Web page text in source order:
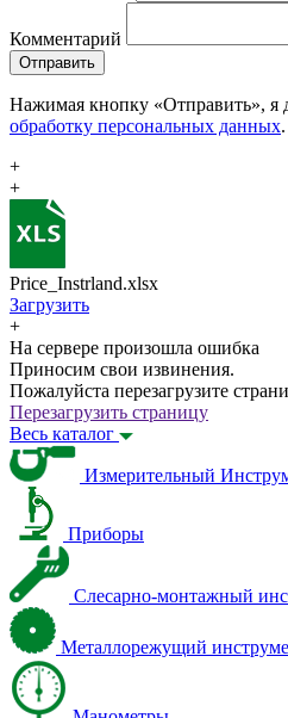
Комментарий
Отправить
Нажимая кнопку «Отправить», я
обработку персональных данных.
+
+
Price_Instrland.xlsx
Загрузить
+
На сервере произошла ошибка
Приносим свои извинения.
Пожалуйста перезагрузите
Перезагрузить страницу
Весь каталог
Измерительный
Приборы
Слесарно-монтажный
Металлорежущий